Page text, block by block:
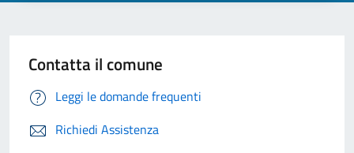
Contatta il comune
Leggi le domande frequenti
Richiedi Assistenza